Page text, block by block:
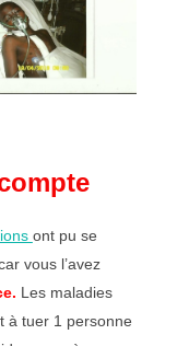
ont pu se
vous l’avez
Les maladies
à tuer 1 personne